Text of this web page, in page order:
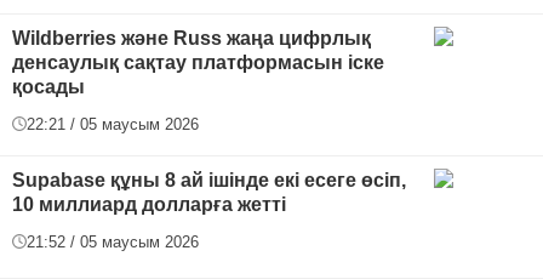
Wildberries және Russ жаңа цифрлық
денсаулық сақтау платформасын іске
қосады
22:21 / 05 маусым 2026
Supabase құны 8 ай ішінде екі есеге өсіп,
10 миллиард долларға жетті
21:52 / 05 маусым 2026